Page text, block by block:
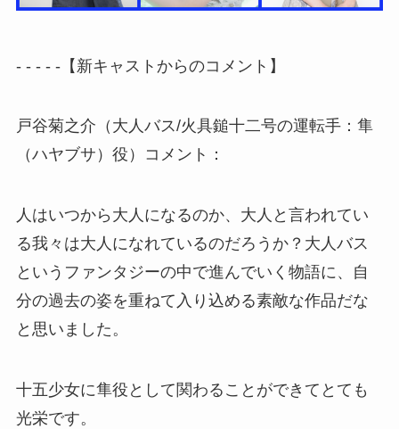
- - - - -【新キャストからのコメント】
戸谷菊之介（大人バス/火具鎚十二号の運転手：隼
（ハヤブサ）役）コメント：
人はいつから大人になるのか、大人と言われてい
る我々は大人になれているのだろうか？大人バス
というファンタジーの中で進んでいく物語に、自
分の過去の姿を重ねて入り込める素敵な作品だな
と思いました。
十五少女に隼役として関わることができてとても
光栄です。